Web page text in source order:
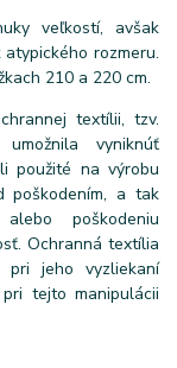
veľkostí, avšak
rozmeru.
210 a 220 cm.
textílii, tzv.
vyniknúť
použité na výrobu
poškodením, a tak
poškodeniu
Ochranná textília
pri jeho vyzliekaní
tejto manipulácii